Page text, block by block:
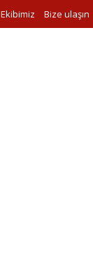
Ekibimiz Bize ulaşın